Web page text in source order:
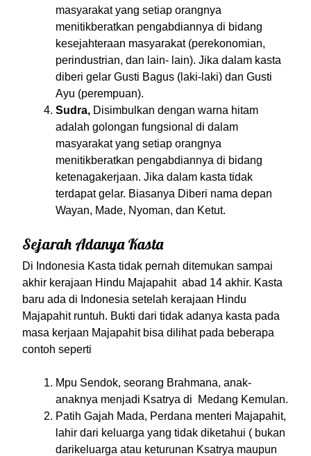
masyarakat yang setiap orangnya
menitikberatkan pengabdiannya di bidang
kesejahteraan masyarakat (perekonomian,
perindustrian, dan lain- lain). Jika dalam kasta
diberi gelar Gusti Bagus (laki-laki) dan Gusti
Ayu (perempuan).
Sudra, Disimbulkan dengan warna hitam
adalah golongan fungsional di dalam
masyarakat yang setiap orangnya
menitikberatkan pengabdiannya di bidang
ketenagakerjaan. Jika dalam kasta tidak
terdapat gelar. Biasanya Diberi nama depan
Wayan, Made, Nyoman, dan Ketut.
Sejarah Adanya Kasta
Di Indonesia Kasta tidak pernah ditemukan sampai
akhir kerajaan Hindu Majapahit abad 14 akhir. Kasta
baru ada di Indonesia setelah kerajaan Hindu
Majapahit runtuh. Bukti dari tidak adanya kasta pada
masa kerjaan Majapahit bisa dilihat pada beberapa
contoh seperti
Mpu Sendok, seorang Brahmana, anak-
anaknya menjadi Ksatrya di Medang Kemulan.
Patih Gajah Mada, Perdana menteri Majapahit,
lahir dari keluarga yang tidak diketahui ( bukan
darikeluarga atau keturunan Ksatrya maupun